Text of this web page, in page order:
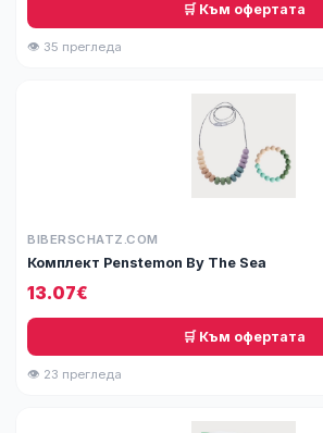
🛒 Към офертата
👁 35 прегледа
BIBERSCHATZ.COM
Комплект Penstemon By The Sea
13.07€
🛒 Към офертата
👁 23 прегледа